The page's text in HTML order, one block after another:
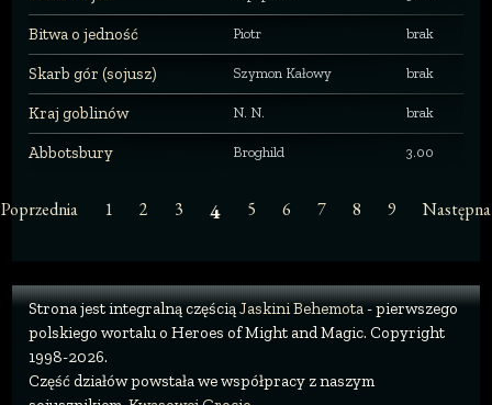
Bitwa o jedność Piotr brak
Skarb gór (sojusz) Szymon Kałowy brak
Kraj goblinów N. N. brak
Abbotsbury Broghild 3.00
Poprzednia 1 2 3 4 5 6 7 8 9 Następna
Strona jest integralną częściąJaskini Behemota- pierwszego
polskiego wortalu o Heroes of Might and Magic. Copyright
1998-2026.
Część działów powstała we współpracy z naszym